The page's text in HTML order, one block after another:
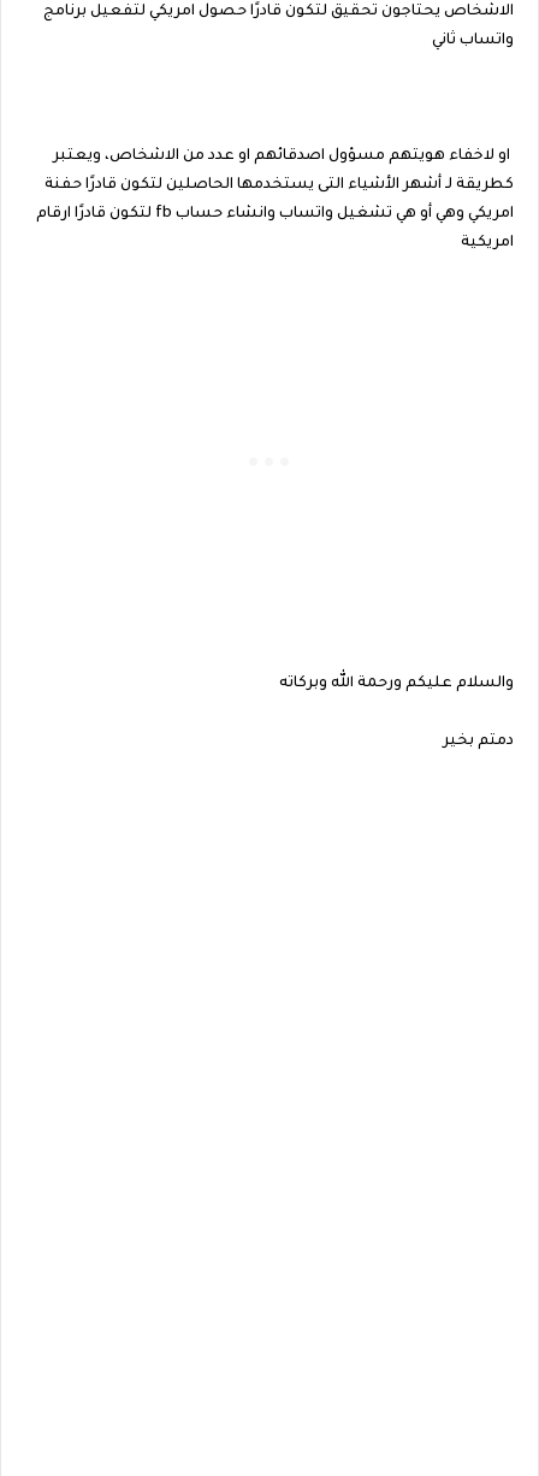
الاشخاص يحتاجون تحقيق لتكون قادرًا حصول امريكي لتفعيل برنامج
واتساب ثاني
او لاخفاء هويتهم مسؤول اصدقائهم او عدد من الاشخاص، ويعتبر
كطريقة لـ أشهر الأشياء التى يستخدمها الحاصلين لتكون قادرًا حفنة
امريكي وهي أو هي تشغيل واتساب وانشاء حساب fb لتكون قادرًا ارقام
امريكية
والسلام عليكم ورحمة الله وبركاته
دمتم بخير